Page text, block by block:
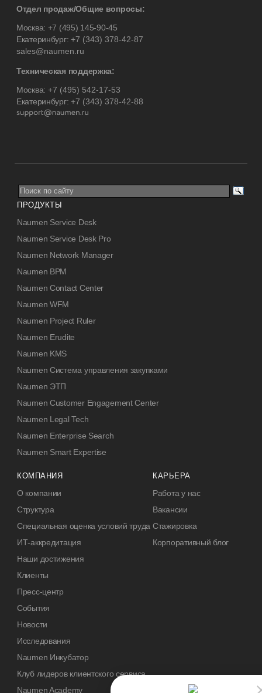
Отдел продаж/Общие вопросы:
Москва: +7 (495) 145-90-45
Екатеринбург:+7 (343) 378-42-87
sales@naumen.ru
Техническая поддержка:
Москва: +7 (495) 542-17-53
Екатеринбург:+7 (343) 378-42-88
ПРОДУКТЫ
Naumen Service Desk
Naumen Service Desk Pro
Naumen Network Manager
Naumen BPM
Naumen Contact Center
Naumen WFM
Naumen Project Ruler
Naumen Erudite
Naumen KMS
Naumen Система управления закупками
Naumen ЭТП
Naumen Customer Engagement Center
Naumen Legal Tech
Naumen Enterprise Search
Naumen Smart Expertise
КОМПАНИЯ
О компании
Структура
Специальная оценка условий труда
ИТ-аккредитация
Наши достижения
Клиенты
Пресс-центр
События
Новости
Исследования
Naumen Инкубатор
Клуб лидеров клиентского сервиса
Naumen Academy
КАРЬЕРА
Работа у нас
Вакансии
Стажировка
Корпоративный блог